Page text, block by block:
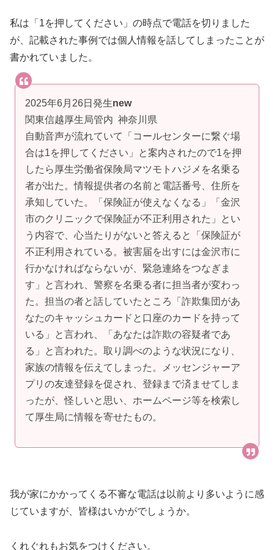
私は「1を押してください」の時点で電話を切りました
が、記載された事例では個人情報を話してしまったことが
書かれていました。
2025年6月26日発生new
関東信越厚生局管内 神奈川県
自動音声が流れていて「コールセンターに繋ぐ場
合は1を押してください」と案内されたので1を押
したら厚生労働省保険局マツモトハジメを名乗る
者が出た。情報提供者の名前と電話番号、住所を
承知していた。「保険証が使えなくなる」「金沢
市のクリニックで保険証が不正利用された」とい
う内容で、心当たりがないと答えると「保険証が
不正利用されている。被害届を出すには金沢市に
行かなければならないが、緊急連絡をつなぎま
す」と言われ、警察を名乗る者に担当者が変わっ
た。担当の者と話していたところ「詐欺集団があ
なたのキャッシュカードと口座のカードを持って
いる」と言われ、「あなたは詐欺の容疑者であ
る」と言われた。取り調べのような状況になり、
家族の情報を伝えてしまった。メッセンジャーア
プリの友達登録を促され、登録まで済ませてしま
ったが、怪しいと思い、ホームページ等を検索し
て厚生局に情報を寄せたもの。
我が家にかかってくる不審な電話は以前より多いように感
じていますが、皆様はいかがでしょうか。
くれぐれもお気をつけください。